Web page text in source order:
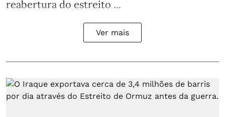
reabertura do estreito ...
Ver mais